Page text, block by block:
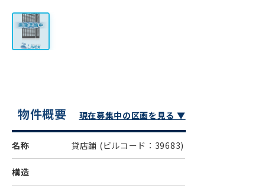
物件概要 現在募集中の区画を見る ▼
名称 貸店舗 (ビルコード：39683)
構造